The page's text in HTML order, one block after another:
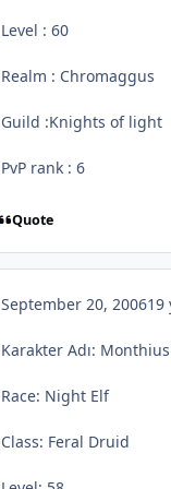
Level : 60
Realm : Chromaggus
Guild :Knights of light
PvP rank : 6
Quote
September 20, 200619
Karakter Adı: Monthius
Race: Night Elf
Class: Feral Druid